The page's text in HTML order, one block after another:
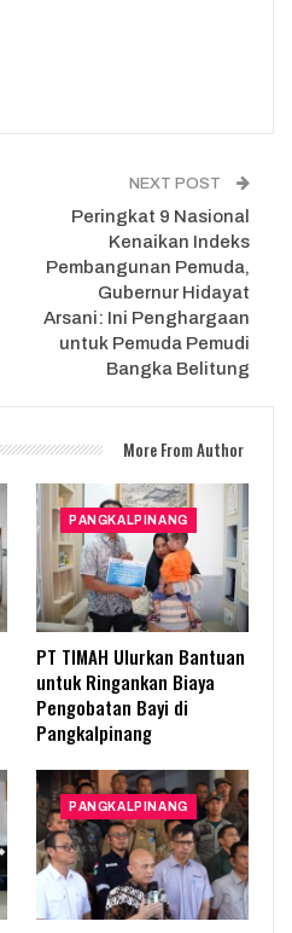
NEXT POST
Peringkat 9 Nasional
Kenaikan Indeks
Pembangunan Pemuda,
Gubernur Hidayat
Arsani: Ini Penghargaan
untuk Pemuda Pemudi
Bangka Belitung
More From Author
PANGKALPINANG
PT TIMAH Ulurkan Bantuan
untuk Ringankan Biaya
Pengobatan Bayi di
Pangkalpinang
PANGKALPINANG